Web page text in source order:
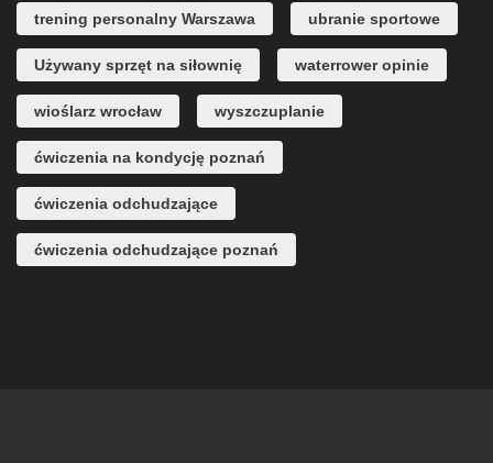
trening personalny Warszawa ubranie sportowe
Używany sprzęt na siłownię waterrower opinie
wioślarz wrocław wyszczuplanie
ćwiczenia na kondycję poznań
ćwiczenia odchudzające
ćwiczenia odchudzające poznań